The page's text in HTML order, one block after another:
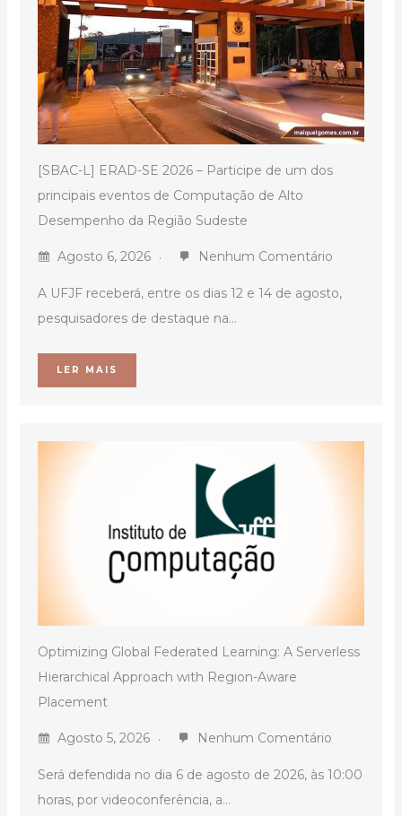
[SBAC-L] ERAD-SE 2026 – Participe de um dos
principais eventos de Computação de Alto
Desempenho da Região Sudeste
Agosto 6, 2026 Nenhum Comentário
A UFJF receberá, entre os dias 12 e 14 de agosto,
pesquisadores de destaque na...
LER MAIS
Optimizing Global Federated Learning: A Serverless
Hierarchical Approach with Region-Aware
Placement
Agosto 5, 2026 Nenhum Comentário
Será defendida no dia 6 de agosto de 2026, às 10:00
horas, por videoconferência, a...